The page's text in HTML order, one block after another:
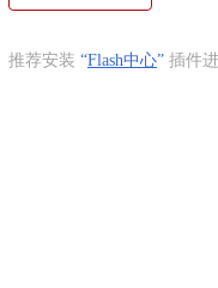
推荐安装 “Flash中心” 插件